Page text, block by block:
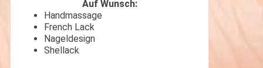
Auf Wunsch:
Handmassage
French Lack
Nageldesign
Shellack